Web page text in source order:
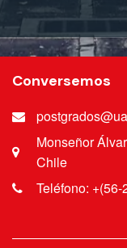
Conversemos
Monseñor
Chile
Teléfono: